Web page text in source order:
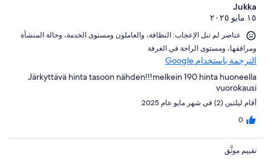
Jukka
١٥ مايو ٢٠٢٥
عناصر لم تنل الإعجاب: ⁦النظافة⁩، و⁦العاملون ومستوى الخدمة⁩، و⁦حالة المنشأة
ومرافقها⁩، و⁦مستوى الراحة في الغرفة⁩
الترجمة باستخدام Google
Järkyttävä hinta tasoon nähden!!!melkein 190 hinta huoneella
vuorokausi
أقام ليلتين (2) في شهر مايو عام 2025
0
تقييم موثَّق